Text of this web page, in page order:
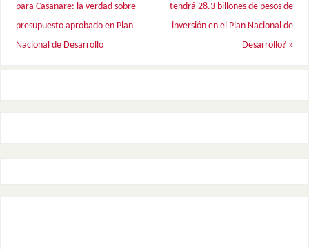
para Casanare: la verdad sobre
presupuesto aprobado en Plan
Nacional de Desarrollo
tendrá 28.3 billones de pesos de
inversión en el Plan Nacional de
Desarrollo? »